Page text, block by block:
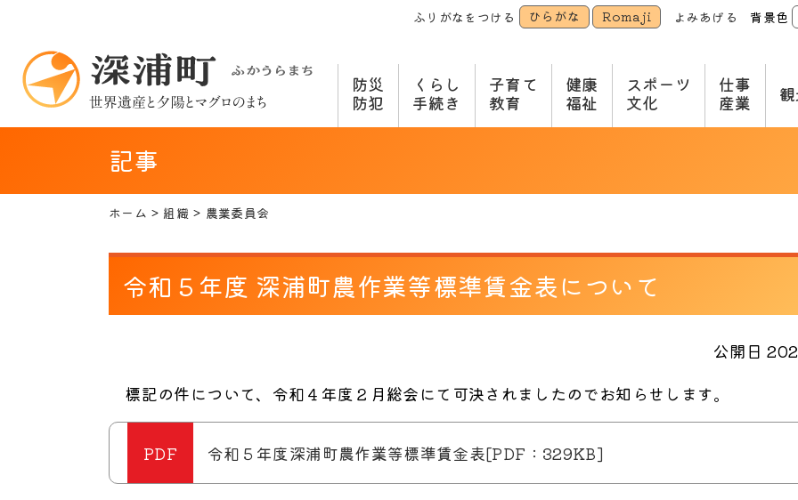
ふりがなをつける ひらがな Romaji よみあげる 背景色
防災
防犯
くらし
手続き
子育て
教育
健康
福祉
スポーツ
文化
仕事
産業
記事
ホーム 組織 農業委員会
令和５年度 深浦町農作業等標準賃金表について
公開日
標記の件について、令和４年度２月総会にて可決されましたのでお知らせします。
令和５年度深浦町農作業等標準賃金表[PDF：329KB]